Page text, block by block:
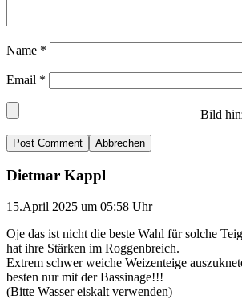
Name *
Email *
Bild
Abbrechen
Dietmar Kappl
15.April 2025 um 05:58 Uhr
Oje das ist nicht die beste Wahl für solche
hat ihre Stärken im Roggenbreich.
Extrem schwer weiche Weizenteige
besten nur mit der Bassinage!!!
(Bitte Wasser eiskalt verwenden)